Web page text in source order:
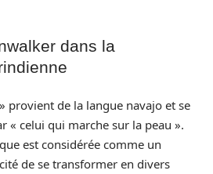
dans la
provient de la langue navajo et se
« celui qui marche sur la peau ».
est considérée comme un
de se transformer en divers